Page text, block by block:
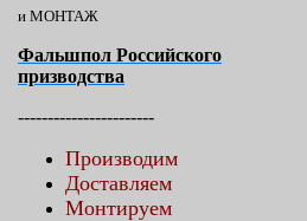
и МОНТАЖ
Фальшпол Российского
призводства
-----------------------
Производим
Доставляем
Монтируем